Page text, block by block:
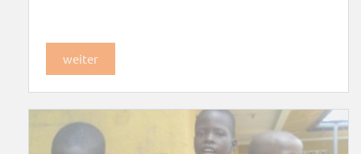
weiter